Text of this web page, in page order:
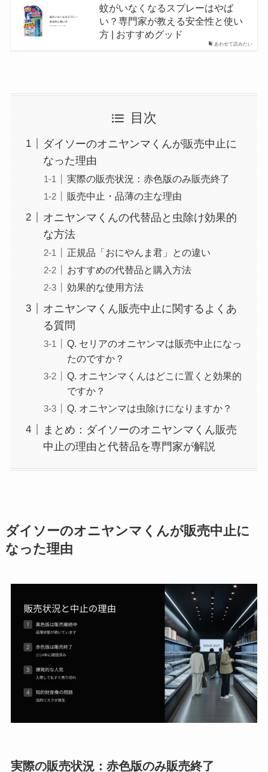
あわせて読みたい
蚊がいなくなるスプレーはやば
い？専門家が教える安全性と使い
方 | おすすめグッド
目次
ダイソーのオニヤンマくんが販売中止に
なった理由
実際の販売状況：赤色版のみ販売終了
販売中止・品薄の主な理由
オニヤンマくんの代替品と虫除け効果的
な方法
正規品「おにやんま君」との違い
おすすめの代替品と購入方法
効果的な使用方法
オニヤンマくん販売中止に関するよくあ
る質問
Q. セリアのオニヤンマは販売中止になっ
たのですか？
Q. オニヤンマくんはどこに置くと効果的
ですか？
Q. オニヤンマは虫除けになりますか？
まとめ：ダイソーのオニヤンマくん販売
中止の理由と代替品を専門家が解説
ダイソーのオニヤンマくんが販売中止に
なった理由
実際の販売状況：赤色版のみ販売終了